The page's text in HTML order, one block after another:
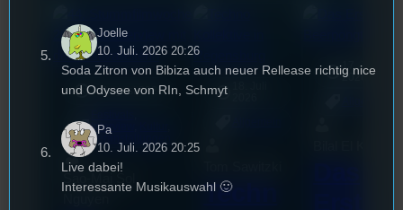
3. August 2026
Interview
Veranstaltungen
Techn
17. Juli
2026
Joelle
10. Juli. 2026 20:26
Soda Zitron von Bibiza auch neuer Rellease richtig nice
und Odysee von RIn, Schmyt
Pa
10. Juli. 2026 20:25
Live dabei!
Interessante Musikauswahl 🙂